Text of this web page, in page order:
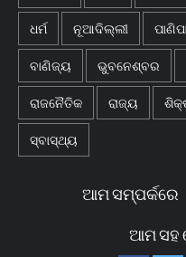
ଧର୍ମ ନୂଆଦିଲ୍ଲୀ
ବାଣିଜ୍ୟ ଭୁବନେଶ୍ବର
ରାଜନୈତିକ ରାଜ୍ୟ
ସ୍ବାସ୍ଥ୍ୟ
ଆମ ସମ୍ପର୍କରେ
ଆମ ସହ